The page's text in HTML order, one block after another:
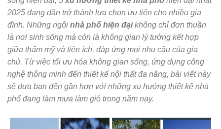
2025 đang dần trở thành lựa chọn ưu tiên cho nhiều gia
đình. Những ngôi nhà phố hiện đạikhông chỉ đơn thuần
là nơi sinh sống mà còn là không gian lý tưởng kết hợp
giữa thẩm mỹ và tiện ích, đáp ứng mọi nhu cầu của gia
chủ. Từ việc tối ưu hóa không gian sống, ứng dụng công
nghệ thông minh đến thiết kế nội thất đa năng, bài viết này
sẽ đưa bạn đến gần hơn với những xu hướng thiết kế nhà
phố đang làm mưa làm gió trong năm nay.